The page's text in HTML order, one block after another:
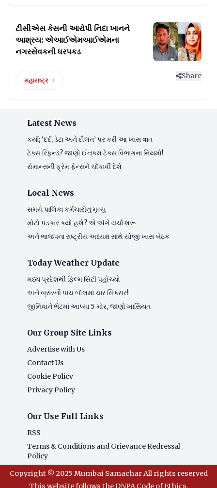
ટીસીએસ કેસની આરોપી નિદા ખાનને
આશ્રય: એઆઈએમઆઈએમના
નગરસેવકની ધરપકડ
મહારાષ્ટ્ર
Share
Latest News
કર્યા; ‘દર્દ, ડેટા અને દૌલત’ પર કરી આ ખાસ વાત
ટેક્સ રિફન્ડ? જાણો ઈનકમ ટેક્સ વિભાગના નિયમો!
રોમાન્સની ફ્રેમ ફેન્સને ચોંકાવી દેશે
Local News
સમયે પાલિકા કર્મચારીનું મૃત્યુ
મોટો પડકાર ક્યો હશે? એ અંગે ચર્ચા શરૂ
અને ભાજપના રાષ્ટ્રીય અધ્યક્ષ સાથે યોજી ખાસ બેઠક
Today Weather Update
મધ્ય પ્રદેશથી ફિલ્મ સિટી પહોંચ્યો
અને બ્રારની પાંચ બૉલમાં ચાર સિક્સર!
જીનિવાને ભેટમાં આપ્યા 5 મોર, જાણો ખાસિયત
Our Group Site Links
Advertise with Us
Contact Us
Cookie Policy
Privacy Policy
Our Use Full Links
RSS
Terms & Conditions and Grievance Redressal
Policy
Copyright © 2025 Mumbai Samachar All rights reserved
This website follows the DNPA Code of Ethics.